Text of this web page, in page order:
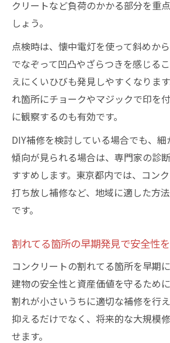
クリートなど負荷のかかる部分を重
しょう。
点検時は、懐中電灯を使って斜めか
でなぞって凹凸やざらつきを感じる
えにくいひびも発見しやすくなりま
れ箇所にチョークやマジックで印を
に観察するのも有効です。
DIY補修を検討している場合でも、
傾向が見られる場合は、専門家の診
すすめします。東京都内では、コン
打ち放し補修など、地域に適した方
です。
割れてる箇所の早期発見で安全性
コンクリートの割れてる箇所を早期
建物の安全性と資産価値を守るため
割れが小さいうちに適切な補修を行
抑えるだけでなく、将来的な大規模
せます。